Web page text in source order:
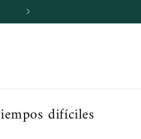
difíciles